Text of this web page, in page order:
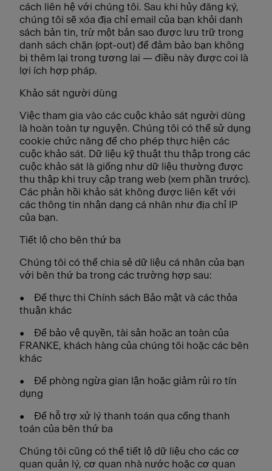
cách liên hệ với chúng tôi. Sau khi hủy đăng ký,
chúng tôi sẽ xóa địa chỉ email của bạn khỏi danh
sách bản tin, trừ một bản sao được lưu trữ trong
danh sách chặn (opt-out) để đảm bảo bạn không
bị thêm lại trong tương lai — điều này được coi là
lợi ích hợp pháp.
Khảo sát người dùng
Việc tham gia vào các cuộc khảo sát người dùng
là hoàn toàn tự nguyện. Chúng tôi có thể sử dụng
cookie chức năng để cho phép thực hiện các
cuộc khảo sát. Dữ liệu kỹ thuật thu thập trong các
cuộc khảo sát là giống như dữ liệu thường được
thu thập khi truy cập trang web (xem phần trước).
Các phản hồi khảo sát không được liên kết với
các thông tin nhận dạng cá nhân như địa chỉ IP
của bạn.
Tiết lộ cho bên thứ ba
Chúng tôi có thể chia sẻ dữ liệu cá nhân của bạn
với bên thứ ba trong các trường hợp sau:
• Để thực thi Chính sách Bảo mật và các thỏa
thuận khác
• Để bảo vệ quyền, tài sản hoặc an toàn của
FRANKE, khách hàng của chúng tôi hoặc các bên
khác
• Để phòng ngừa gian lận hoặc giảm rủi ro tín
dụng
• Để hỗ trợ xử lý thanh toán qua cổng thanh
toán của bên thứ ba
Chúng tôi cũng có thể tiết lộ dữ liệu cho các cơ
quan quản lý, cơ quan nhà nước hoặc cơ quan